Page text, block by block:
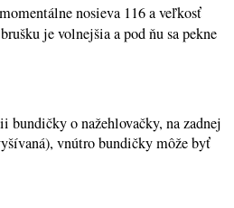
nosieva 116 a veľkosť
je volnejšia a pod ňu sa pekne
bundičky o nažehlovačky, na zadnej
vnútro bundičky môže byť